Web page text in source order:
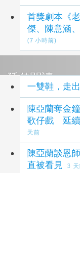
首獎劇本《
傑、陳意涵
(7 小時前)
延伸閱讀
一雙鞋，走
陳亞蘭奪金
歌仔戲 延續
天前
陳亞蘭談恩
直被看見
3 天